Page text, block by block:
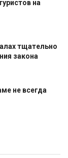
на
тщательно
закона
не всегда